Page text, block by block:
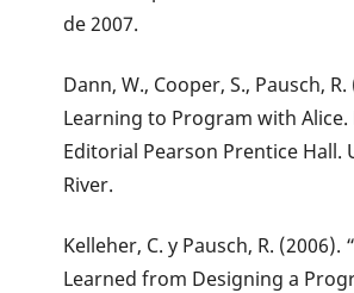
de 2007.
Dann, W., Cooper, S., Pausch, R.
Learning to Program with Alice.
Editorial Pearson Prentice Hall.
River.
Kelleher, C. y Pausch, R. (2006).
Learned from Designing a